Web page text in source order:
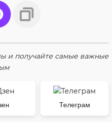
и получайте самые важные
Телеграм